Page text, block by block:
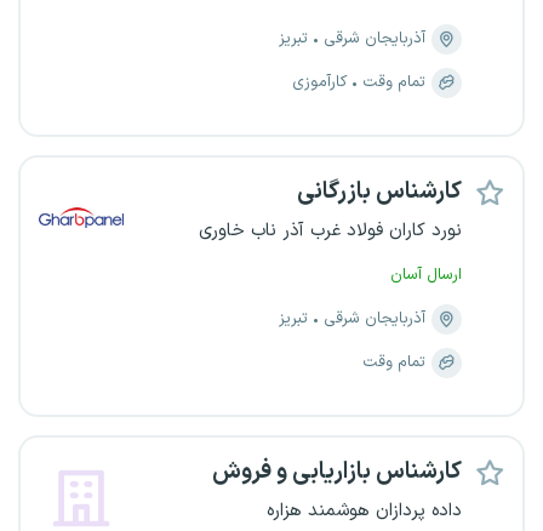
آذربایجان شرقی
تبریز
تمام وقت
کارآموزی
کارشناس بازرگانی
نورد کاران فولاد غرب آذر ناب خاوری
ارسال آسان
آذربایجان شرقی
تبریز
تمام وقت
کارشناس بازاریابی و فروش
داده پردازان هوشمند هزاره